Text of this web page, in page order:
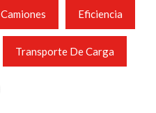
Camiones Eficiencia
Transporte De Carga